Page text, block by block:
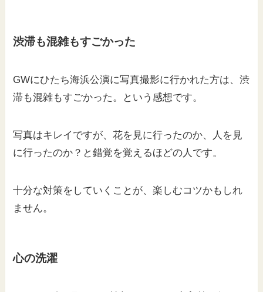
渋滞も混雑もすごかった
GWにひたち海浜公演に写真撮影に行かれた方は、渋
滞も混雑もすごかった。という感想です。
写真はキレイですが、花を見に行ったのか、人を見
に行ったのか？と錯覚を覚えるほどの人です。
十分な対策をしていくことが、楽しむコツかもしれ
ません。
心の洗濯